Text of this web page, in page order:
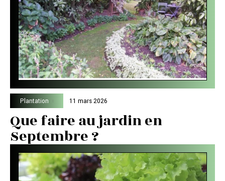
Plantation 11 mars 2026
Que faire au jardin en
Septembre ?